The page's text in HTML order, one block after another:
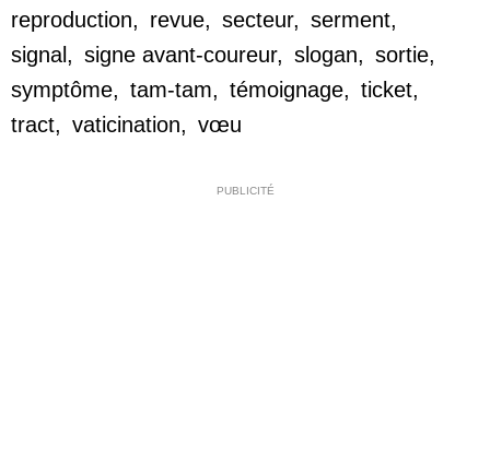
reproduction, revue, secteur, serment,
signal, signe avant-coureur, slogan, sortie,
symptôme, tam-tam, témoignage, ticket,
tract, vaticination, vœu
PUBLICITÉ